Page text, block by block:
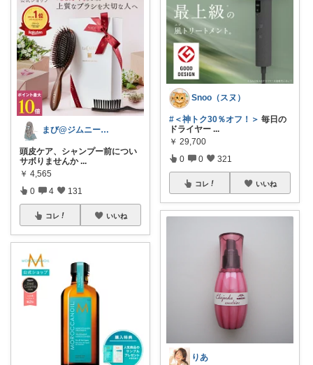
まび@ジムニー通勤🚗働き女子
頭皮ケア、シャンプー前につい
サボりませんか ...
￥ 4,565
0 4 131
コレ いいね
Snoo（スヌ）
#＜神トク30％オフ！＞ 毎日の
ドライヤー ...
￥ 29,700
0 0 321
コレ いいね
りあ